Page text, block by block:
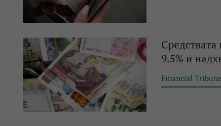
Средствата
9.5% и
Financial Tribune